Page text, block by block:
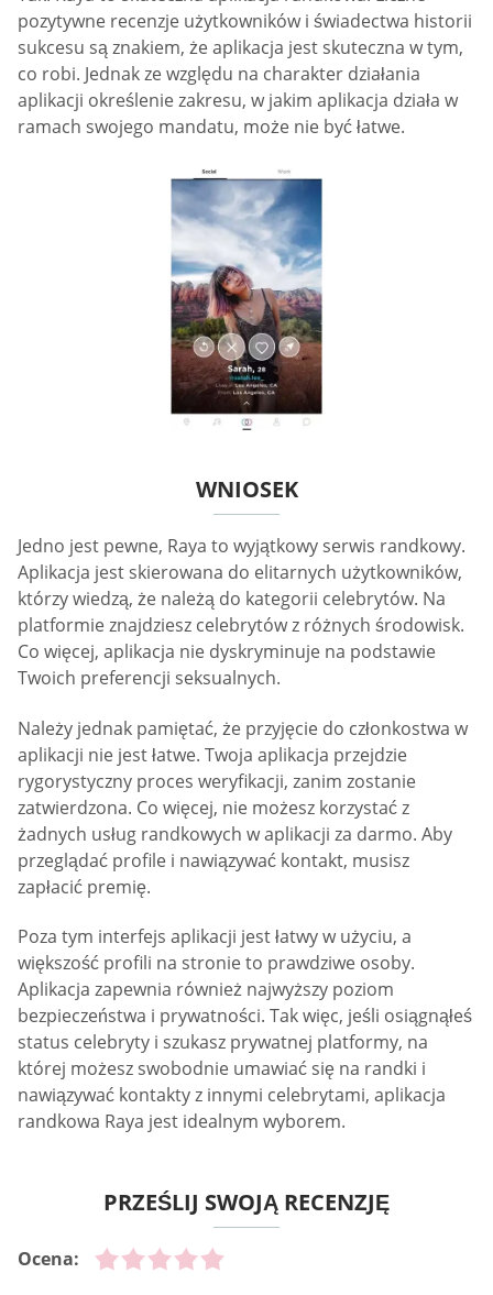
pozytywne recenzje użytkowników i świadectwa historii
sukcesu są znakiem, że aplikacja jest skuteczna w tym,
co robi. Jednak ze względu na charakter działania
aplikacji określenie zakresu, w jakim aplikacja działa w
ramach swojego mandatu, może nie być łatwe.
WNIOSEK
Jedno jest pewne, Raya to wyjątkowy serwis randkowy.
Aplikacja jest skierowana do elitarnych użytkowników,
którzy wiedzą, że należą do kategorii celebrytów. Na
platformie znajdziesz celebrytów z różnych środowisk.
Co więcej, aplikacja nie dyskryminuje na podstawie
Twoich preferencji seksualnych.
Należy jednak pamiętać, że przyjęcie do członkostwa w
aplikacji nie jest łatwe. Twoja aplikacja przejdzie
rygorystyczny proces weryfikacji, zanim zostanie
zatwierdzona. Co więcej, nie możesz korzystać z
żadnych usług randkowych w aplikacji za darmo. Aby
przeglądać profile i nawiązywać kontakt, musisz
zapłacić premię.
Poza tym interfejs aplikacji jest łatwy w użyciu, a
większość profili na stronie to prawdziwe osoby.
Aplikacja zapewnia również najwyższy poziom
bezpieczeństwa i prywatności. Tak więc, jeśli osiągnąłeś
status celebryty i szukasz prywatnej platformy, na
której możesz swobodnie umawiać się na randki i
nawiązywać kontakty z innymi celebrytami, aplikacja
randkowa Raya jest idealnym wyborem.
PRZEŚLIJ SWOJĄ RECENZJĘ
Ocena: